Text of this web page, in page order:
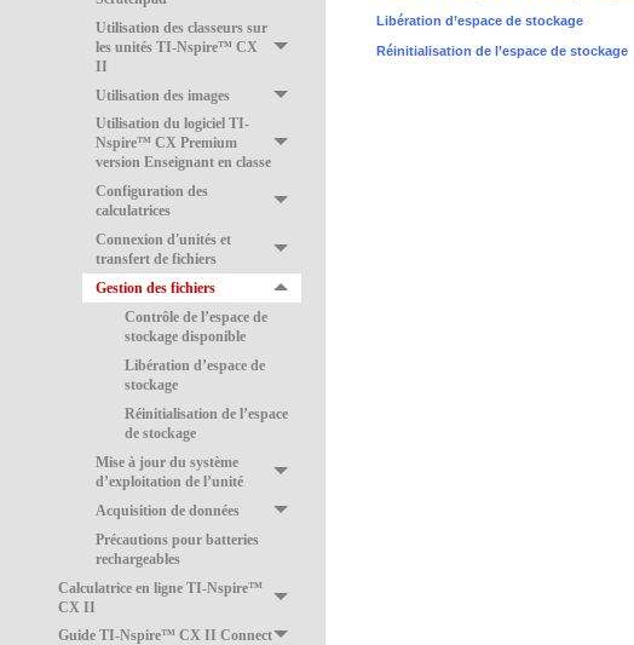
Utilisation des classeurs sur
les unités TI-Nspire™ CX
II
Utilisation des images
Utilisation du logiciel TI-
Nspire™ CX Premium
version Enseignant en classe
Configuration des
calculatrices
Connexion d'unités et
transfert de fichiers
Gestion des fichiers
Contrôle de l’espace de
stockage disponible
Libération d’espace de
stockage
Réinitialisation de l’espace
de stockage
Mise à jour du système
d’exploitation de l’unité
Acquisition de données
Précautions pour batteries
rechargeables
Calculatrice en ligne TI-Nspire™
CX II
Guide TI-Nspire™ CX II Connect
Libération d’espace de stockage
Réinitialisation de l’espace de stockage